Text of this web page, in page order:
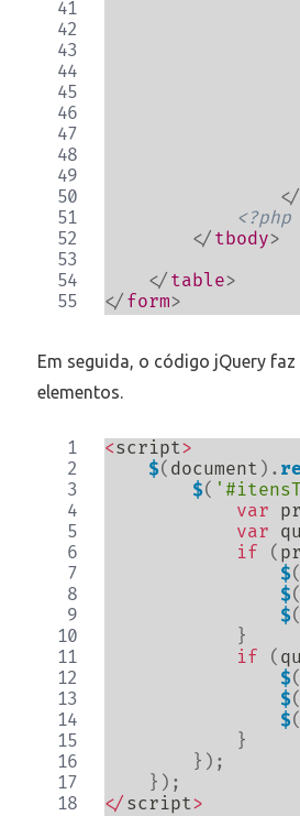
</
</ tbody>
</ table>
</ form>
Em seguida, o código jQuery
elementos.
<script>
$( document ) .
$(
var
var
if
(
$(
$(
$(
}
if
(
$(
$(
$(
}
} ) ;
} ) ;
</script>